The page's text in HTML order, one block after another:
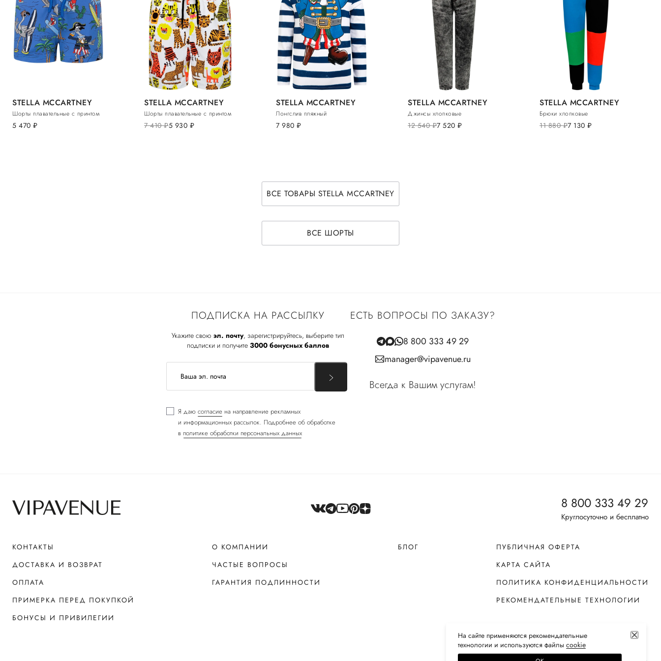
STELLA MCCARTNEY
Шорты плавательные с принтом
5 470 руб.
STELLA MCCARTNEY
Шорты плавательные с принтом
7 410руб.5 930 руб.
STELLA MCCARTNEY
Лонгслив пляжный
7 980 руб.
STELLA MCCARTNEY
Джинсы хлопковые
12 540руб.7 520 руб.
STELLA MCCARTNEY
Брюки хлопковые
11 880руб.7 130 руб.
ВСЕ ТОВАРЫ STELLA MCCARTNEY
ВСЕ ШОРТЫ
ПОДПИСКА НА РАССЫЛКУ
Укажите свою эл. почту, зарегистрируйтесь, выберите тип
подписки и получите 3000 бонусных баллов
Я даю согласие на направление рекламных
и информационных рассылок. Подробнее об обработке
в политике обработки персональных данных
ЕСТЬ ВОПРОСЫ ПО ЗАКАЗУ?
8 800 333 49 29
manager@vipavenue.ru
Всегда к Вашим услугам!
8 800 333 49 29
Круглосуточно и бесплатно
КОНТАКТЫ
ДОСТАВКА И ВОЗВРАТ
ОПЛАТА
ПРИМЕРКА ПЕРЕД ПОКУПКОЙ
БОНУСЫ И ПРИВИЛЕГИИ
О КОМПАНИИ
ЧАСТЫЕ ВОПРОСЫ
ГАРАНТИЯ ПОДЛИННОСТИ
БЛОГ
ПУБЛИЧНАЯ ОФЕРТА
КАРТА САЙТА
ПОЛИТИКА КОНФИДЕНЦИАЛЬНОСТИ
РЕКОМЕНДАТЕЛЬНЫЕ ТЕХНОЛОГИИ
На сайте применяются рекомендательные
технологии и используются файлы сооkiе